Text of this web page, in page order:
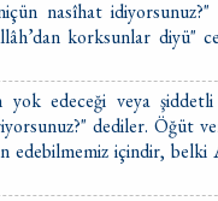
nasîhat
korksunlar diyü"
edeceği veya şiddetli
dediler. Öğüt
edebilmemiz içindir, belki